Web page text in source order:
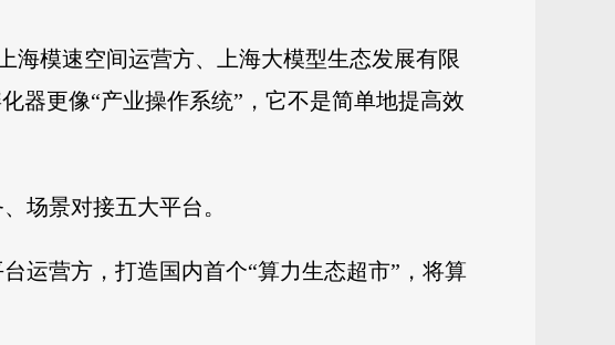
海模速空间运营方、上海大模型生态发展有限
器更像“产业操作系统”，它不是简单地提高效
场景对接五大平台。
运营方，打造国内首个“算力生态超市”，将算